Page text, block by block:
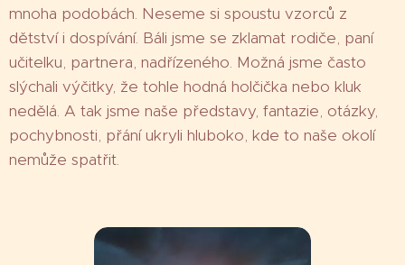
mnoha podobách. Neseme si spoustu vzorců z
dětství i dospívání. Báli jsme se zklamat rodiče, paní
učitelku, partnera, nadřízeného. Možná jsme často
slýchali výčitky, že tohle hodná holčička nebo kluk
nedělá. A tak jsme naše představy, fantazie, otázky,
pochybnosti, přání ukryli hluboko, kde to naše okolí
nemůže spatřit.